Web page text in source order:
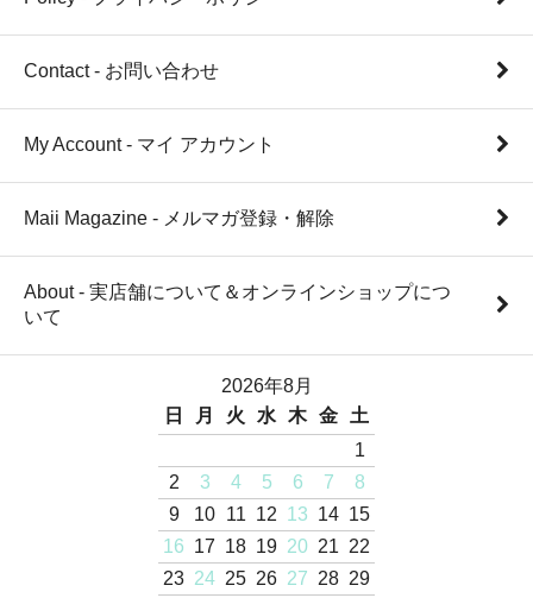
Contact - お問い合わせ
My Account - マイ アカウント
Maii Magazine - メルマガ登録・解除
About - 実店舗について＆オンラインショップにつ
いて
2026年8月
日
月 火 水 木 金
土
1
2
3 4 5 6 7
8
9
10 11 12 13 14 15
16 17 18 19 20 21 22
23 24 25 26 27 28 29